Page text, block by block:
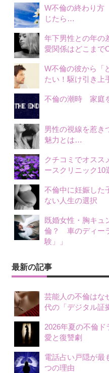
W不倫の終わり
じたら…
年下男性との年
愛関係はどこまで
W不倫の彼から「
たい！駆け引き上
不倫の潮時 家庭
男性の視線を惹き
魅力とは…
クチコミでオスス
ースクリニック10
不倫中に妊娠した
ない人生の選択
既婚女性・胸キュ
倫？ 車のディー
験」」
最新の記事
芸能人の不倫はな
代の「デジタル証
2026年夏の不倫
愛と復讐劇
電話占い戸隠が最
つの理由